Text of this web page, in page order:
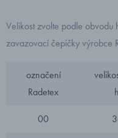
Velikost zvolte podle obvodu
zavazovací čepičky výrobce
označení
Radetex
00